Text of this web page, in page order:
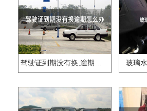
驾驶证到期没有换,逾期怎么办?? 玻璃